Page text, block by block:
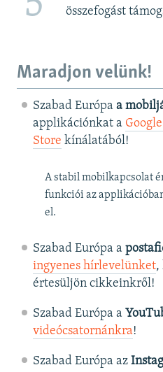
összefogást
Maradjon velünk!
Szabad Európa a
applikációnkat a
Store kínálatából!
A stabil mobilkapcsolat
funkciói az
el.
Szabad Európa a
ingyenes hírlevelünket,
értesüljön cikkeinkről!
Szabad Európa a
videócsatornánkra!
Szabad Európa az